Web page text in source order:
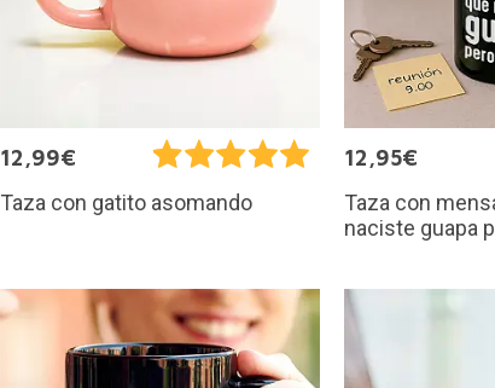
12,99€
Taza con gatito asomando
12,95€
Taza con
naciste guapa